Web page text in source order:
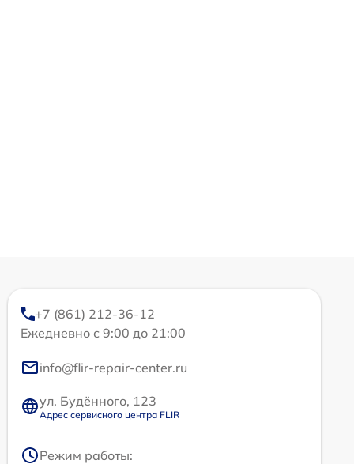
+7 (861) 212-36-12
Ежедневно с 9:00 до 21:00
info@flir-repair-center.ru
ул. Будённого, 123
Адрес сервисного центра FLIR
Режим работы: